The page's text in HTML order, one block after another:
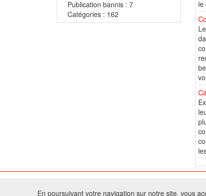
Publication bannis : 7
Catégories : 162
le
Tous droits
En poursuivant votre navigation sur notre site, vous